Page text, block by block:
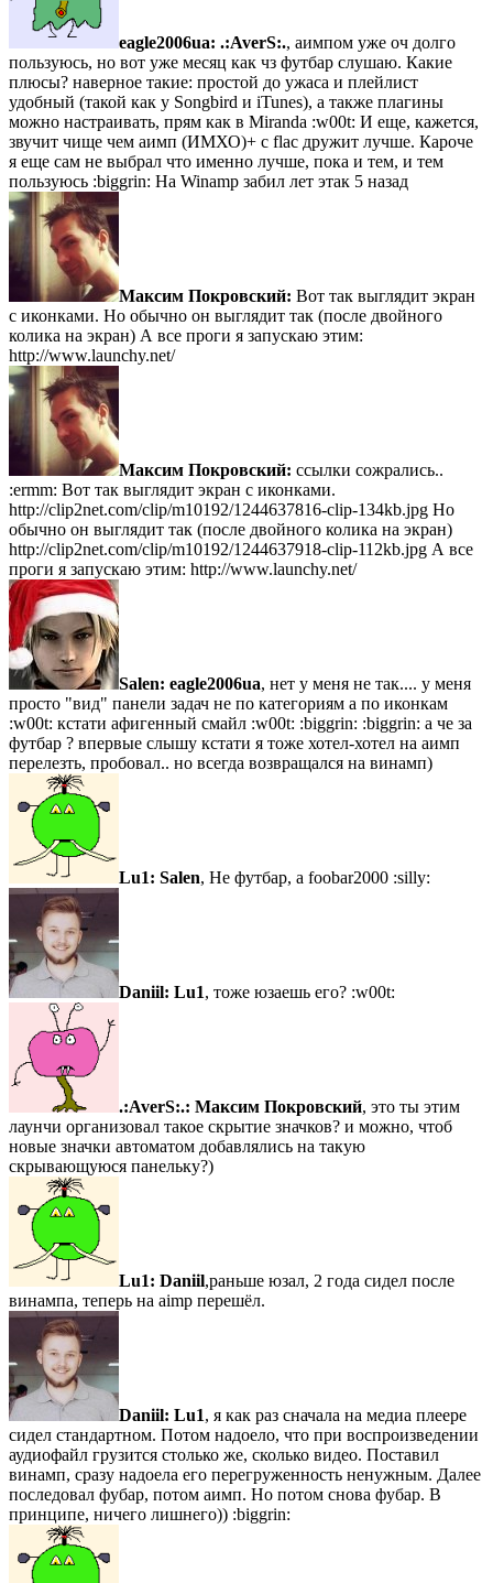
eagle2006ua: .:AverS:., аимпом уже оч долго
пользуюсь, но вот уже месяц как чз футбар слушаю. Какие
плюсы? наверное такие: простой до ужаса и плейлист
удобный (такой как у Songbird и iTunes), а также плагины
можно настраивать, прям как в Miranda :w00t: И еще, кажется,
звучит чище чем аимп (ИМХО)+ с flac дружит лучше. Кароче
я еще сам не выбрал что именно лучше, пока и тем, и тем
пользуюсь :biggrin: На Winamp забил лет этак 5 назад
Максим Покровский: Вот так выглядит экран
с иконками. Но обычно он выглядит так (после двойного
колика на экран) А все проги я запускаю этим:
http://www.launchy.net/
Максим Покровский: ссылки сожрались..
:ermm: Вот так выглядит экран с иконками.
http://clip2net.com/clip/m10192/1244637816-clip-134kb.jpg Но
обычно он выглядит так (после двойного колика на экран)
http://clip2net.com/clip/m10192/1244637918-clip-112kb.jpg А все
проги я запускаю этим: http://www.launchy.net/
Salen: eagle2006ua, нет у меня не так.... у меня
просто "вид" панели задач не по категориям а по иконкам
:w00t: кстати афигенный смайл :w00t: :biggrin: :biggrin: а че за
футбар ? впервые слышу кстати я тоже хотел-хотел на аимп
перелезть, пробовал.. но всегда возвращался на винамп)
Lu1: Salen, Hе футбар, а foobar2000 :silly:
Daniil: Lu1, тоже юзаешь его? :w00t:
.:AverS:.: Максим Покровский, это ты этим
лаунчи организовал такое скрытие значков? и можно, чтоб
новые значки автоматом добавлялись на такую
скрывающуюся панельку?)
Lu1: Daniil,раньше юзал, 2 года сидел после
винампа, теперь на aimp перешёл.
Daniil: Lu1, я как раз сначала на медиа плеере
сидел стандартном. Потом надоело, что при воспроизведении
аудиофайл грузится столько же, сколько видео. Поставил
винамп, сразу надоела его перегруженность ненужным. Далее
последовал фубар, потом аимп. Но потом снова фубар. В
принципе, ничего лишнего)) :biggrin: